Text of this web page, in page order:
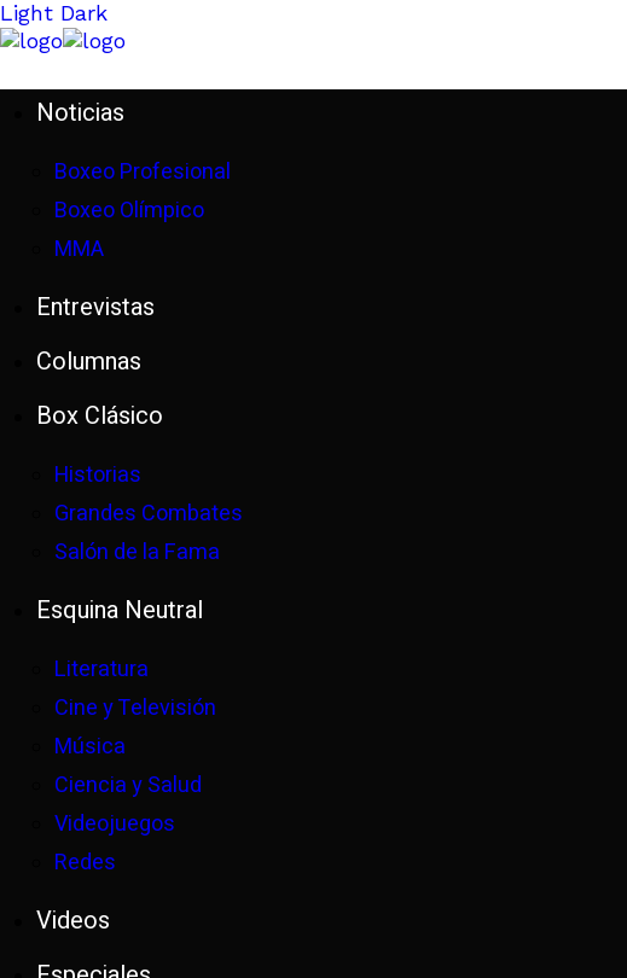
Light Dark
Noticias
Boxeo Profesional
Boxeo Olímpico
MMA
Entrevistas
Columnas
Box Clásico
Historias
Grandes Combates
Salón de la Fama
Esquina Neutral
Literatura
Cine y Televisión
Música
Ciencia y Salud
Videojuegos
Redes
Videos